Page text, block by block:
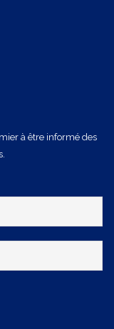
à être informé des